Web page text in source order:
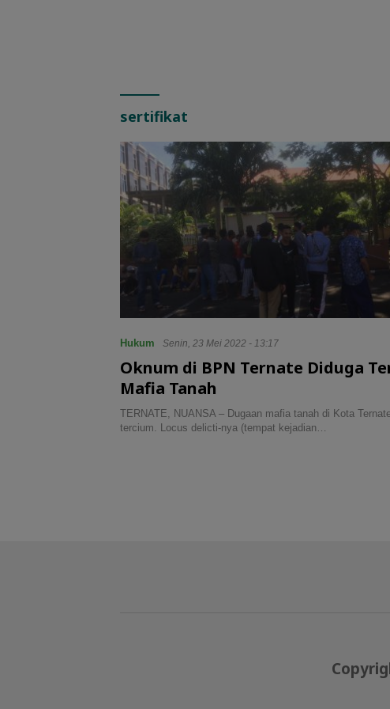
sertifikat
Hukum Senin, 23 Mei 2022 - 13:17
Oknum di BPN Ternate Diduga
Mafia Tanah
TERNATE, NUANSA – Dugaan mafia tanah di Kota
tercium. Locus delicti-nya (tempat kejadian…